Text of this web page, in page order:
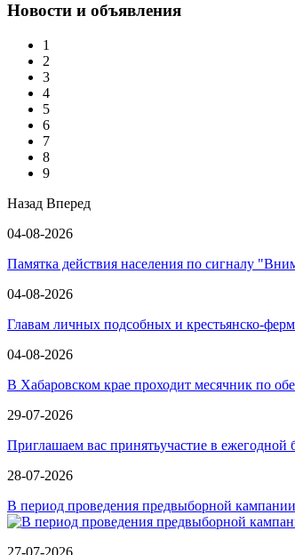
Новости и объявления
1
2
3
4
5
6
7
8
9
Назад Вперед
04-08-2026
Памятка действия населения по сигналу
04-08-2026
Главам личных подсобных и крестьянско-
04-08-2026
В Хабаровском крае проходит месячник по
29-07-2026
Приглашаем вас принятьучастие в
28-07-2026
В период проведения предвыборной
27-07-2026